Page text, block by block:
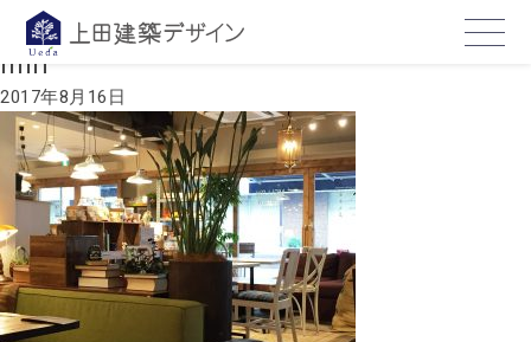
7a8571d8ad081a402a92cab4eaac70ac_l-
min
2017年8月16日